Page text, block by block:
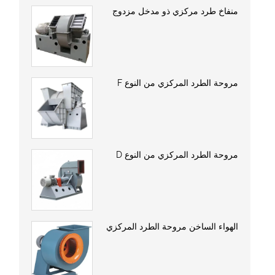
منفاخ طرد مركزي ذو مدخل مزدوج
مروحة الطرد المركزي من النوع F
مروحة الطرد المركزي من النوع D
الهواء الساخن مروحة الطرد المركزي